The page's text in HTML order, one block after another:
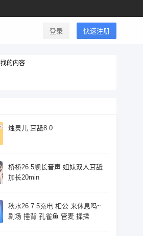
登录 快速注册
的内容
烛灵儿 耳舐8.0
桥桥26.5舰长音声 姐妹双人耳舐
加长20min
秋水26.7.5充电 相公 来休息吗~
剧场 捶背 孔雀鱼 管麦 揉揉